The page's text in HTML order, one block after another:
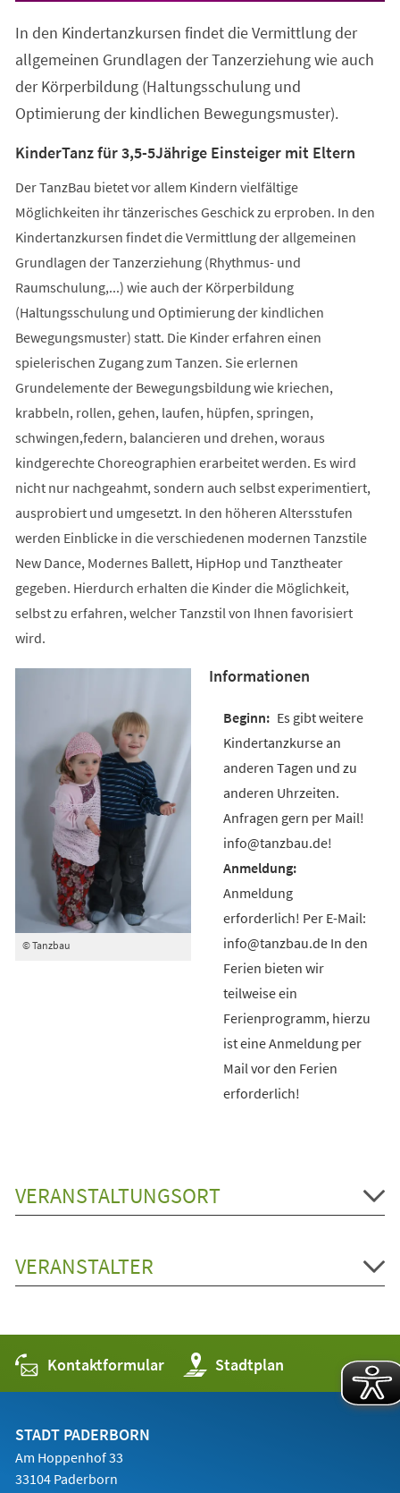
In den Kindertanzkursen findet die Vermittlung der
allgemeinen Grundlagen der Tanzerziehung wie auch
der Körperbildung (Haltungsschulung und
Optimierung der kindlichen Bewegungsmuster).
KinderTanz für 3,5-5Jährige Einsteiger mit Eltern
Der TanzBau bietet vor allem Kindern vielfältige
Möglichkeiten ihr tänzerisches Geschick zu erproben. In den
Kindertanzkursen findet die Vermittlung der allgemeinen
Grundlagen der Tanzerziehung (Rhythmus- und
Raumschulung,...) wie auch der Körperbildung
(Haltungsschulung und Optimierung der kindlichen
Bewegungsmuster) statt. Die Kinder erfahren einen
spielerischen Zugang zum Tanzen. Sie erlernen
Grundelemente der Bewegungsbildung wie kriechen,
krabbeln, rollen, gehen, laufen, hüpfen, springen,
schwingen,federn, balancieren und drehen, woraus
kindgerechte Choreographien erarbeitet werden. Es wird
nicht nur nachgeahmt, sondern auch selbst experimentiert,
ausprobiert und umgesetzt. In den höheren Altersstufen
werden Einblicke in die verschiedenen modernen Tanzstile
New Dance, Modernes Ballett, HipHop und Tanztheater
gegeben. Hierdurch erhalten die Kinder die Möglichkeit,
selbst zu erfahren, welcher Tanzstil von Ihnen favorisiert
wird.
© Tanzbau
Informationen
Es gibt weitere
Kindertanzkurse an
anderen Tagen und zu
anderen Uhrzeiten.
Anfragen gern per Mail!
info@tanzbau.de!
Anmeldung
erforderlich! Per E-Mail:
info@tanzbau.de In den
Ferien bieten wir
teilweise ein
Ferienprogramm, hierzu
ist eine Anmeldung per
Mail vor den Ferien
erforderlich!
VERANSTALTUNGSORT
VERANSTALTER
Kontaktformular Stadtplan
(Öffnet
in
einem
STADT PADERBORN
Am Hoppenhof 33
33104 Paderborn